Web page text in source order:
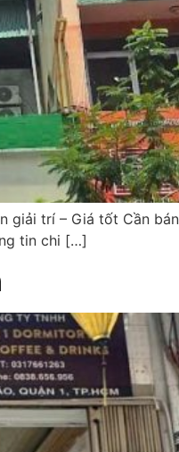
giải trí – Giá tốt Cần
tin chi […]